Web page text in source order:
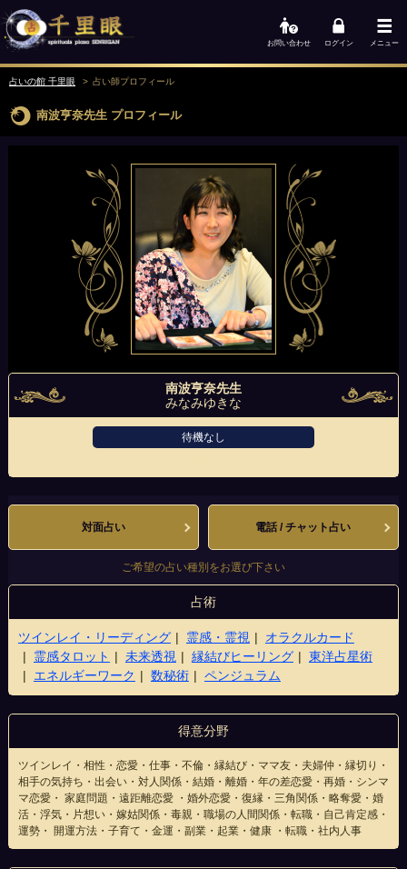
お問い合わせ ログイン メニュー
占いの館 千里眼 占い師プロフィール
南波亨奈先生 プロフィール
南波亨奈先生
みなみゆきな
待機なし
対面占い 電話 / チャット占い
ご希望の占い種別をお選び下さい
占術
ツインレイ・リーディング 霊感・霊視
オラクルカード
霊感タロット
未来透視 縁結びヒーリング
東洋占星術
エネルギーワーク
数秘術 ペンジュラム
得意分野
ツインレイ・相性・恋愛・仕事・不倫・縁結び・ママ友・夫婦仲・縁切り・
相手の気持ち・出会い・対人関係・結婚・離婚・年の差恋愛・再婚・シンマ
マ恋愛・ 家庭問題・遠距離恋愛 ・婚外恋愛・復縁・三角関係・略奪愛・婚
活・浮気・片想い・嫁姑関係・毒親・職場の人間関係・転職・自己肯定感・
運勢・ 開運方法・子育て・金運・副業・起業・健康 ・転職・社内人事